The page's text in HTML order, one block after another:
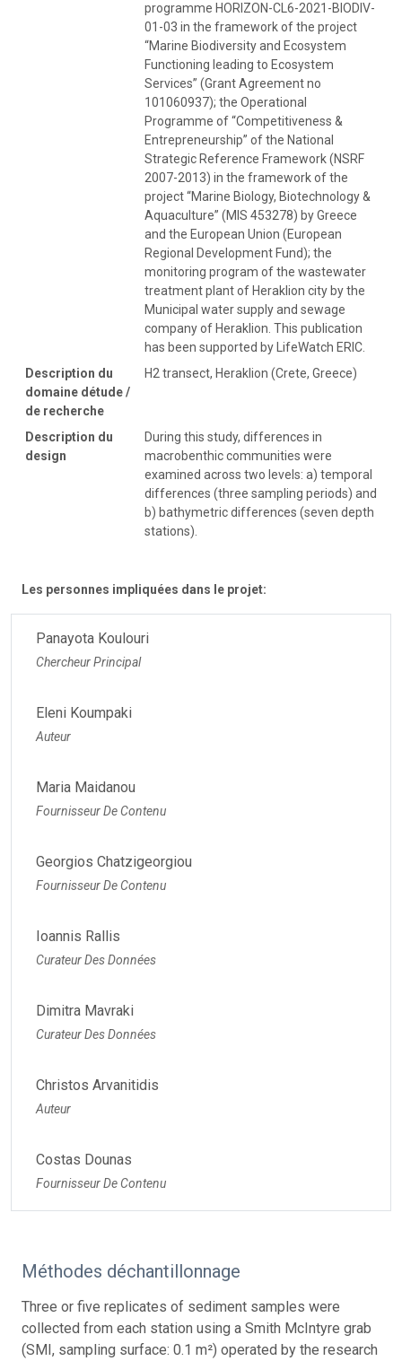
programme HORIZON-CL6-2021-BIODIV-
01-03 in the framework of the project
“Marine Biodiversity and Ecosystem
Functioning leading to Ecosystem
Services” (Grant Agreement no
101060937); the Operational
Programme of “Competitiveness &
Entrepreneurship” of the National
Strategic Reference Framework (NSRF
2007-2013) in the framework of the
project “Marine Biology, Biotechnology &
Aquaculture” (MIS 453278) by Greece
and the European Union (European
Regional Development Fund); the
monitoring program of the wastewater
treatment plant of Heraklion city by the
Municipal water supply and sewage
company of Heraklion. This publication
has been supported by LifeWatch ERIC.
Description du
domaine détude /
de recherche
H2 transect, Heraklion (Crete, Greece)
Description du
design
During this study, differences in
macrobenthic communities were
examined across two levels: a) temporal
differences (three sampling periods) and
b) bathymetric differences (seven depth
stations).
Les personnes impliquées dans le projet:
Panayota Koulouri
Chercheur Principal
Eleni Koumpaki
Auteur
Maria Maidanou
Fournisseur De Contenu
Georgios Chatzigeorgiou
Fournisseur De Contenu
Ioannis Rallis
Curateur Des Données
Dimitra Mavraki
Curateur Des Données
Christos Arvanitidis
Auteur
Costas Dounas
Fournisseur De Contenu
Méthodes déchantillonnage
Three or five replicates of sediment samples were
collected from each station using a Smith McIntyre grab
(SMI, sampling surface: 0.1 m²) operated by the research